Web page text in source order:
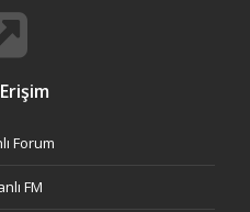
Erişim
Forum
FM